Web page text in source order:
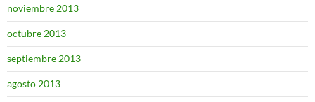
noviembre 2013
octubre 2013
septiembre 2013
agosto 2013